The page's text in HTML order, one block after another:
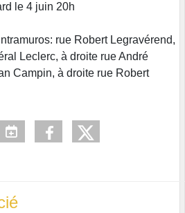
le 4 juin 20h
rue Robert Legravérend,
Leclerc, à droite rue André
Campin, à droite rue Robert